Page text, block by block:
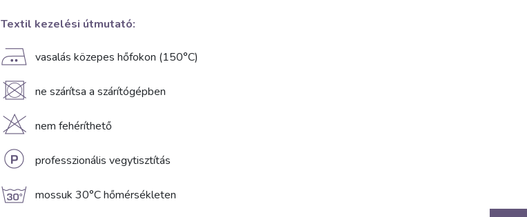
Textil kezelési útmutató:
E vasalás közepes hőfokon (150°C)
U ne szárítsa a szárítógépben
H nem fehéríthető
L professzionális vegytisztítás
g mossuk 30°C hőmérsékleten